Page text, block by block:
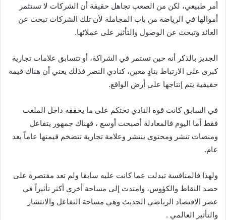
أمر طبيعي، لكن من الصعب تجاهل حقيقة أن الشركات لا تستثمر
أموالها في الرياضة من باب المجاملة لأن تلك الشركات تبحث عن
العائد وتبحث عن الوصول والتأثير على عملائها.
الجديز بالذكر أنه حين تستمر في الشراكة، أو تتسابق علامات تجارية
كبرى على الارتباط بنادٍ معين، كنادي النصر فذلك يعني أن هناك قيمة
حقيقية يتم إنتاجها على أرض الواقع.
في السابق كانت قوة النادي تحتكم على ما يحققه داخل الملعب
فقط أما اليوم فالمعادلة أصبحت أوسع ، فهناك جمهور يتفاعل
ومنصات تنشر ومحتوى ينتشر وعلامة تجارية تتضخم قيمتها عاماً بعد
عام.
ولهذا فالمنافسة تبدلت عما كانت عليه سابقا ولم تعد مقتصرة على
حصد النقاط والكؤوس، وامتدت إلى مساحة أخرى أكثر تأثيراً في
عصر الاقتصاد الرياضي الحديث وهي مساحة التفاعل والانتشار
والتأثير العالمي .